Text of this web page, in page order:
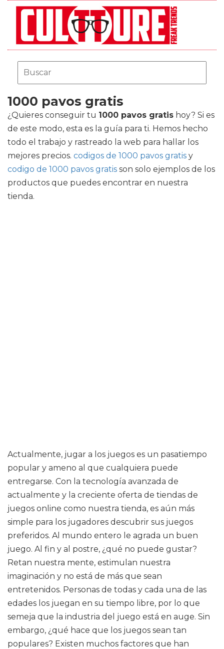
1000 pavos gratis
¿Quieres conseguir tu 1000 pavos gratis hoy? Si es
de este modo, esta es la guía para ti. Hemos hecho
todo el trabajo y rastreado la web para hallar los
mejores precios. codigos de 1000 pavos gratis y
codigo de 1000 pavos gratis son solo ejemplos de los
productos que puedes encontrar en nuestra
tienda.
Actualmente, jugar a los juegos es un pasatiempo
popular y ameno al que cualquiera puede
entregarse. Con la tecnología avanzada de
actualmente y la creciente oferta de tiendas de
juegos online como nuestra tienda, es aún más
simple para los jugadores descubrir sus juegos
preferidos. Al mundo entero le agrada un buen
juego. Al fin y al postre, ¿qué no puede gustar?
Retan nuestra mente, estimulan nuestra
imaginación y no está de más que sean
entretenidos. Personas de todas y cada una de las
edades los juegan en su tiempo libre, por lo que
semeja que la industria del juego está en auge. Sin
embargo, ¿qué hace que los juegos sean tan
populares? Existen muchos factores que han